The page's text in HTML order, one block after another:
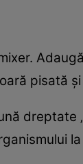
pisată